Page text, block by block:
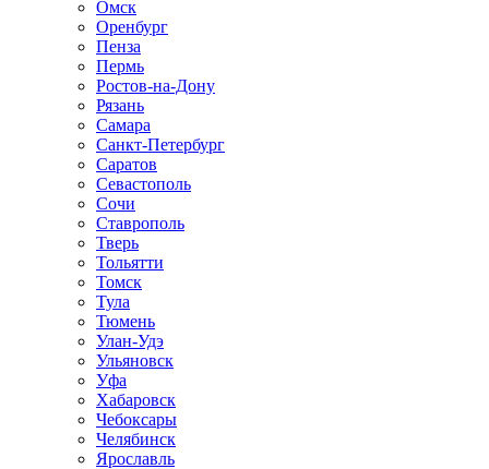
Омск
Оренбург
Пенза
Пермь
Ростов-на-Дону
Рязань
Самара
Санкт-Петербург
Саратов
Севастополь
Сочи
Ставрополь
Тверь
Тольятти
Томск
Тула
Тюмень
Улан-Удэ
Ульяновск
Уфа
Хабаровск
Чебоксары
Челябинск
Ярославль